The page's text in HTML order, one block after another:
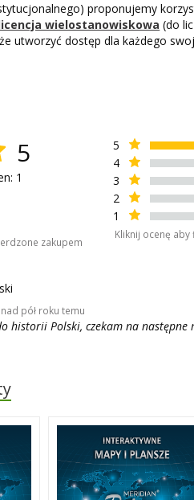
proponujemy
licencja wielostanowiskowa (do
utworzyć dostęp dla każdego
5
1
zakupem
5
4
3
2
1
Kliknij ocenę
pół roku temu
historii Polski, czekam na